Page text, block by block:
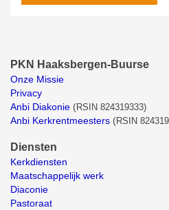
PKN Haaksbergen-Buurse
Onze Missie
Privacy
Anbi Diakonie (RSIN 824319333)
Anbi Kerkrentmeesters (RSIN
Diensten
Kerkdiensten
Maatschappelijk werk
Diaconie
Pastoraat